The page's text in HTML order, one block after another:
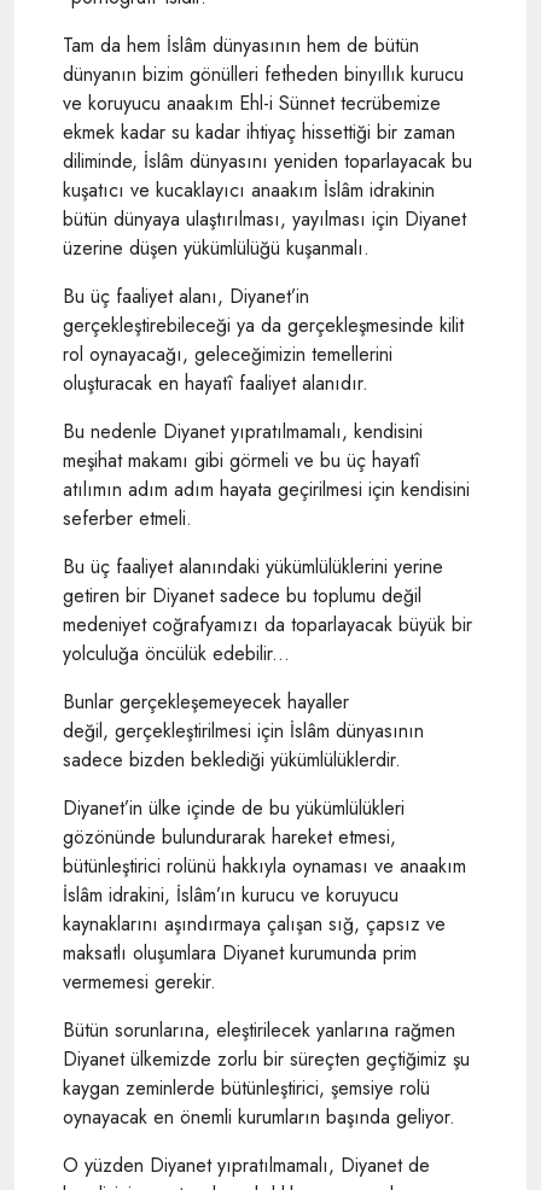
Tam da hem İslâm dünyasının hem de bütün
dünyanın bizim gönülleri fetheden binyıllık kurucu
ve koruyucu anaakım Ehl-i Sünnet tecrübemize
ekmek kadar su kadar ihtiyaç hissettiği bir zaman
diliminde, İslâm dünyasını yeniden toparlayacak bu
kuşatıcı ve kucaklayıcı anaakım İslâm idrakinin
bütün dünyaya ulaştırılması, yayılması için Diyanet
üzerine düşen yükümlülüğü kuşanmalı.
Bu üç faaliyet alanı, Diyanet’in
gerçekleştirebileceği ya da gerçekleşmesinde kilit
rol oynayacağı, geleceğimizin temellerini
oluşturacak en hayatî faaliyet alanıdır.
Bu nedenle Diyanet yıpratılmamalı, kendisini
meşihat makamı gibi görmeli ve bu üç hayatî
atılımın adım adım hayata geçirilmesi için kendisini
seferber etmeli.
Bu üç faaliyet alanındaki yükümlülüklerini yerine
getiren bir Diyanet sadece bu toplumu değil
medeniyet coğrafyamızı da toparlayacak büyük bir
yolculuğa öncülük edebilir...
Bunlar gerçekleşemeyecek hayaller
değil, gerçekleştirilmesi için İslâm dünyasının
sadece bizden beklediği yükümlülüklerdir.
Diyanet’in ülke içinde de bu yükümlülükleri
gözönünde bulundurarak hareket etmesi,
bütünleştirici rolünü hakkıyla oynaması ve anaakım
İslâm idrakini, İslâm’ın kurucu ve koruyucu
kaynaklarını aşındırmaya çalışan sığ, çapsız ve
maksatlı oluşumlara Diyanet kurumunda prim
vermemesi gerekir.
Bütün sorunlarına, eleştirilecek yanlarına rağmen
Diyanet ülkemizde zorlu bir süreçten geçtiğimiz şu
kaygan zeminlerde bütünleştirici, şemsiye rolü
oynayacak en önemli kurumların başında geliyor.
O yüzden Diyanet yıpratılmamalı, Diyanet de